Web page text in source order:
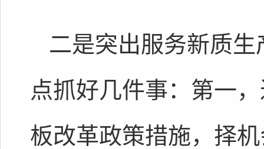
二是突出服务新质
点抓好几件事：第一
板改革政策措施，择